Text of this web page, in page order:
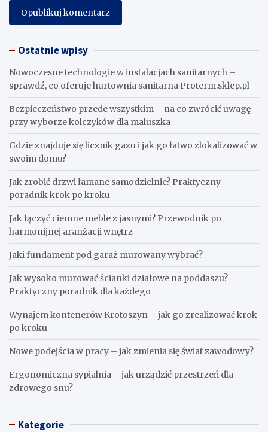
Ostatnie wpisy
Nowoczesne technologie w instalacjach sanitarnych –
sprawdź, co oferuje hurtownia sanitarna Proterm.sklep.pl
Bezpieczeństwo przede wszystkim – na co zwrócić uwagę
przy wyborze kolczyków dla maluszka
Gdzie znajduje się licznik gazu i jak go łatwo zlokalizować w
swoim domu?
Jak zrobić drzwi łamane samodzielnie? Praktyczny
poradnik krok po kroku
Jak łączyć ciemne meble z jasnymi? Przewodnik po
harmonijnej aranżacji wnętrz
Jaki fundament pod garaż murowany wybrać?
Jak wysoko murować ścianki działowe na poddaszu?
Praktyczny poradnik dla każdego
Wynajem kontenerów Krotoszyn – jak go zrealizować krok
po kroku
Nowe podejścia w pracy – jak zmienia się świat zawodowy?
Ergonomiczna sypialnia – jak urządzić przestrzeń dla
zdrowego snu?
Kategorie